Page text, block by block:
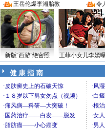
·
王岳伦爆李湘胎教 · 令
新版“西游”绝密照 王菲小女儿李嫣
健 康 指 南